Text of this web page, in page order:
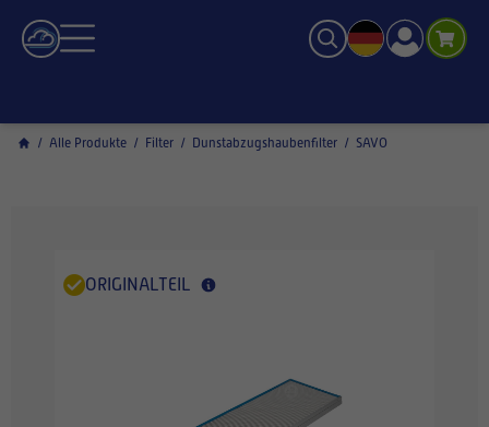
/ Alle Produkte / Filter / Dunstabzugshaubenfilter / SAVO
ORIGINALTEIL